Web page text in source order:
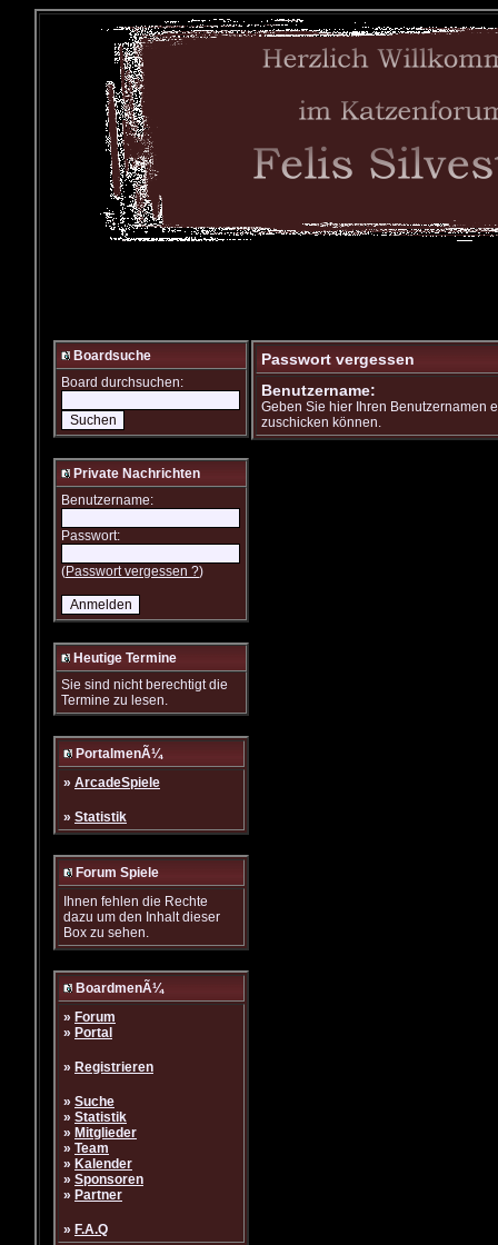
Boardsuche
Board durchsuchen:
Private Nachrichten
Benutzername:
Passwort:
(Passwort vergessen ?)
Heutige Termine
Sie sind nicht berechtigt die
Termine zu lesen.
PortalmenÃ¼
» ArcadeSpiele
» Statistik
Forum Spiele
Ihnen fehlen die Rechte
dazu um den Inhalt dieser
Box zu sehen.
BoardmenÃ¼
» Forum
» Portal
» Registrieren
» Suche
» Statistik
» Mitglieder
» Team
» Kalender
» Sponsoren
» Partner
» F.A.Q
Passwort vergessen
Benutzername:
Geben Sie hier Ihren Benutzernamen
zuschicken können.